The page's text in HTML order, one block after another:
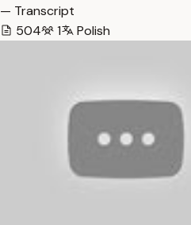
— Transcript
504
1 Polish